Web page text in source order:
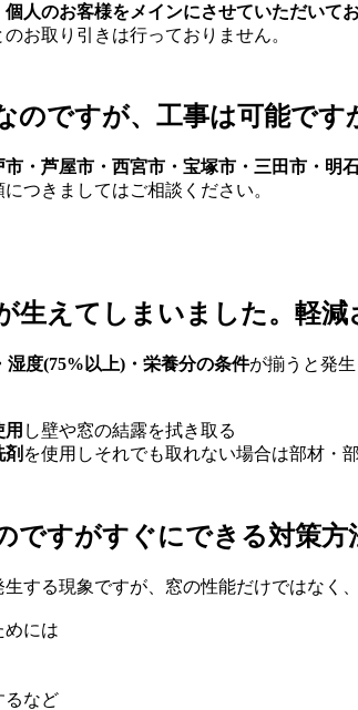
人のお客様をメインにさせていただいてお
お取り引きは行っておりません。
のですが、工事は可能です
市・芦屋市・西宮市・宝塚市・三田市・明
つきましてはご相談ください。
生えてしまいました。軽
湿度(75%以上)・栄養分の条件が揃うと発生
し壁や窓の結露を拭き取る
を使用しそれでも取れない場合は部材・
ですがすぐにできる対策方
する現象ですが、窓の性能だけではなく
めには
るなど